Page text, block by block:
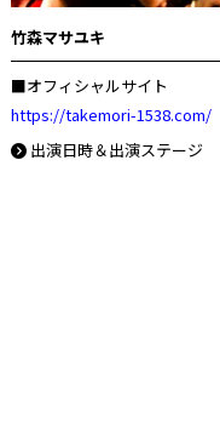
竹森マサユキ
■オフィシャルサイト
https://takemori-1538.com/
出演日時＆出演ステージ